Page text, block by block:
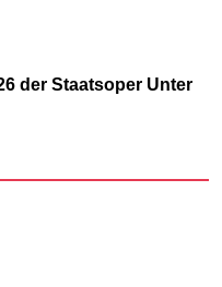
der Staatsoper Unter